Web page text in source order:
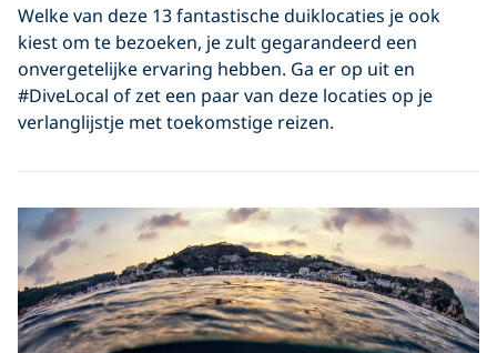
Welke van deze 13 fantastische duiklocaties je ook
kiest om te bezoeken, je zult gegarandeerd een
onvergetelijke ervaring hebben. Ga er op uit en
#DiveLocal of zet een paar van deze locaties op je
verlanglijstje met toekomstige reizen.